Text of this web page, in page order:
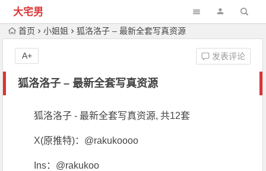
大宅男
首页 小姐姐 狐洛洛子 – 最新全套写真资源
狐洛洛子 – 最新全套写真资源
发表评论
A+
狐洛洛子 - 最新全套写真资源, 共12套
X(原推特)：@rakukoooo
Ins：@rakukoo